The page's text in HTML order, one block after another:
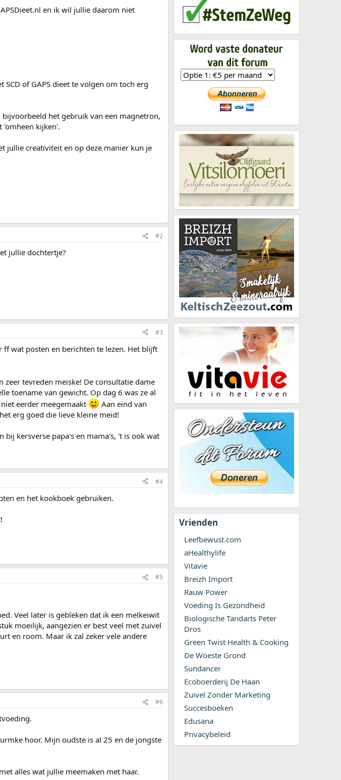
en ik wil jullie daarom niet
of GAPS dieet te volgen om toch erg
bijvoorbeeld het gebruik van een magnetron,
'omheen kijken'.
jullie creativiteit en op deze manier kun je
#2
jullie dochtertje?
#3
wat posten en berichten te lezen. Het blijft
tevreden meiske! De consultatie dame
toename van gewicht. Op dag 6 was ze al
eerder meegemaakt
Aan eind van
erg goed die lieve kleine meid!
bij kersverse papa's en mama's, 't is ook wat
#4
en het kookboek gebruiken.
#5
Veel later is gebleken dat ik een melkeiwit
moeilijk, aangezien er best veel met zuivel
en room. Maar ik zal zeker vele andere
#6
hoor. Mijn oudste is al 25 en de jongste
alles wat jullie meemaken met haar.
Vrienden
Leefbewust.com
aHealthylife
Vitavie
Breizh Import
Rauw Power
Voeding Is Gezondheid
Biologische Tandarts Peter
Dros
Green Twist Health & Cooking
De Woeste Grond
Sundancer
Ecoboerderij De Haan
Zuivel Zonder Marketing
Succesboeken
Edusana
Privacybeleid